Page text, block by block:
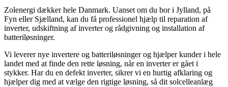
Zolenergi dækker hele Danmark. Uanset om du bor i Jylland, på
Fyn eller Sjælland, kan du få professionel hjælp til reparation af
inverter, udskiftning af inverter og rådgivning og installation af
batteriløsninger.
Vi leverer nye invertere og batteriløsninger og hjælper kunder i hele
landet med at finde den rette løsning, når en inverter er gået i
stykker. Har du en defekt inverter, sikrer vi en hurtig afklaring og
hjælper dig med at vælge den rigtige løsning, så dit solcelleanlæg